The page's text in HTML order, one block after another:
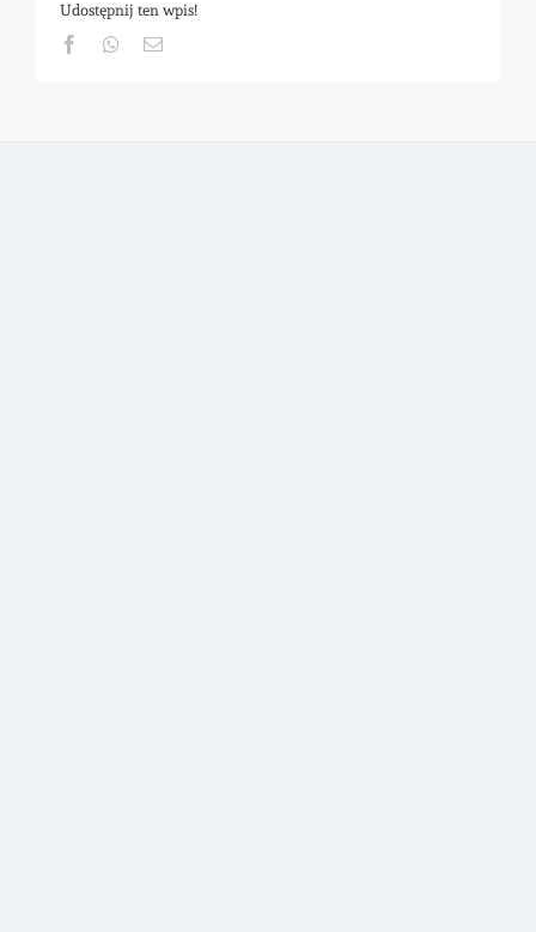
Udostępnij ten wpis!
FacebookWhatsapp
Email